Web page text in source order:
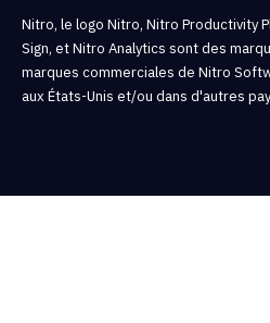
Nitro, le logo Nitro, Nitro Productivity
Sign, et Nitro Analytics sont des
marques commerciales de Nitro
aux États-Unis et/ou dans d'autres